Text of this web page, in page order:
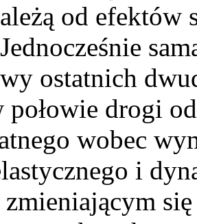
od efektów
ostatnich
połowie drogi
wobec
i
zmieniającym